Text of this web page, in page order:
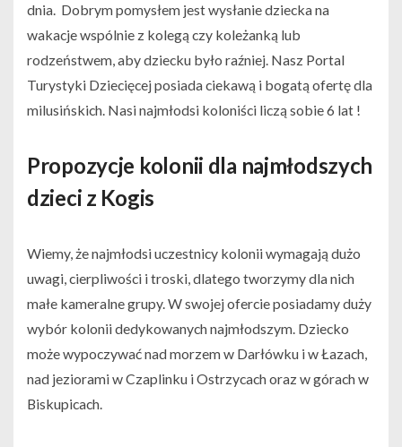
dnia. Dobrym pomysłem jest wysłanie dziecka na
wakacje wspólnie z kolegą czy koleżanką lub
rodzeństwem, aby dziecku było raźniej. Nasz Portal
Turystyki Dziecięcej posiada ciekawą i bogatą ofertę dla
milusińskich. Nasi najmłodsi koloniści liczą sobie 6 lat !
Propozycje kolonii dla najmłodszych
dzieci z Kogis
Wiemy, że najmłodsi uczestnicy kolonii wymagają dużo
uwagi, cierpliwości i troski, dlatego tworzymy dla nich
małe kameralne grupy. W swojej ofercie posiadamy duży
wybór kolonii dedykowanych najmłodszym. Dziecko
może wypoczywać nad morzem w Darłówku i w Łazach,
nad jeziorami w Czaplinku i Ostrzycach oraz w górach w
Biskupicach.